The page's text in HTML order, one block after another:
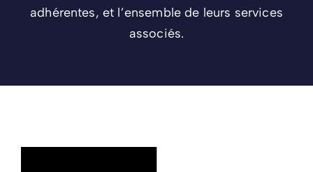
adhérentes, et l’ensemble de leurs services
associés.